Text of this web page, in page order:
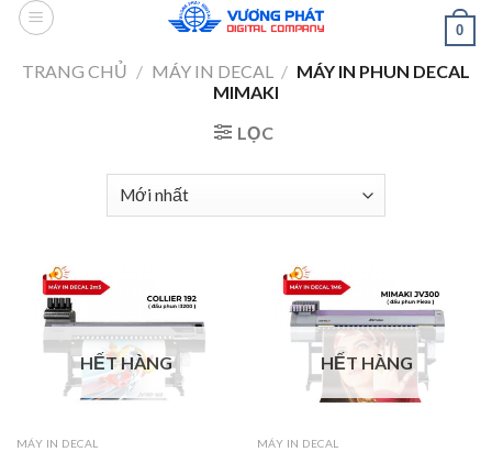
Skip
content
0
TRANG CHỦ / MÁY IN DECAL / MÁY IN PHUN DECAL
MIMAKI
LỌC
HẾT HÀNG
MÁY IN DECAL
HẾT HÀNG
MÁY IN DECAL